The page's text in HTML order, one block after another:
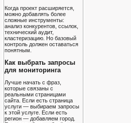
Когда проект расширяется,
можно добавлять более
сложные инструменты:
анализ конкурентов, ссылок,
технический аудит,
кластеризацию. Но базовый
контроль должен оставаться
понятным.
Как выбрать запросы
для мониторинга
Лучше начать с фраз,
которые связаны с
реальными страницами
сайта. Если есть страница
услуги — выбираем запросы
к этой услуге. Если есть
регион — добавляем город.